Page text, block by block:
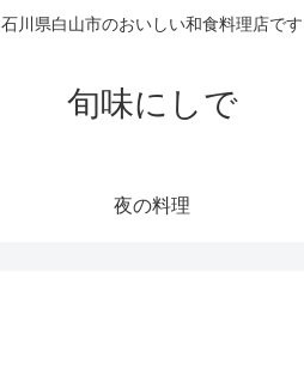
石川県白山市のおいしい和食料理店です
旬味にしで
夜の料理